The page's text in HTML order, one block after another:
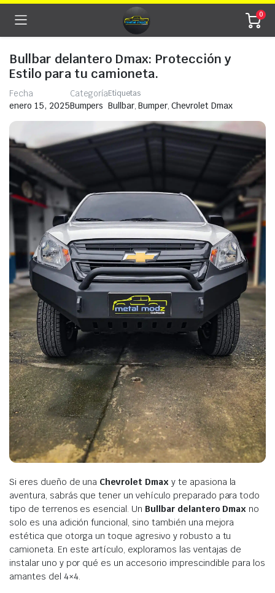
0
Bullbar delantero Dmax: Protección y
Estilo para tu camioneta.
Fecha
enero 15, 2025
Categoría
Bumpers
Etiquetas
Bullbar Bumper, Chevrolet Dmax
Si eres dueño de una Chevrolet Dmax y te apasiona la
aventura, sabrás que tener un vehículo preparado para todo
tipo de terrenos es esencial. Un Bullbar delantero Dmax no
solo es una adición funcional, sino también una mejora
estética que otorga un toque agresivo y robusto a tu
camioneta. En este artículo, exploramos las ventajas de
instalar uno y por qué es un accesorio imprescindible para los
amantes del 4×4.